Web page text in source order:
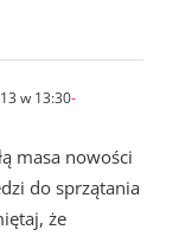
w 13:30-
masa nowości
do sprzątania
że